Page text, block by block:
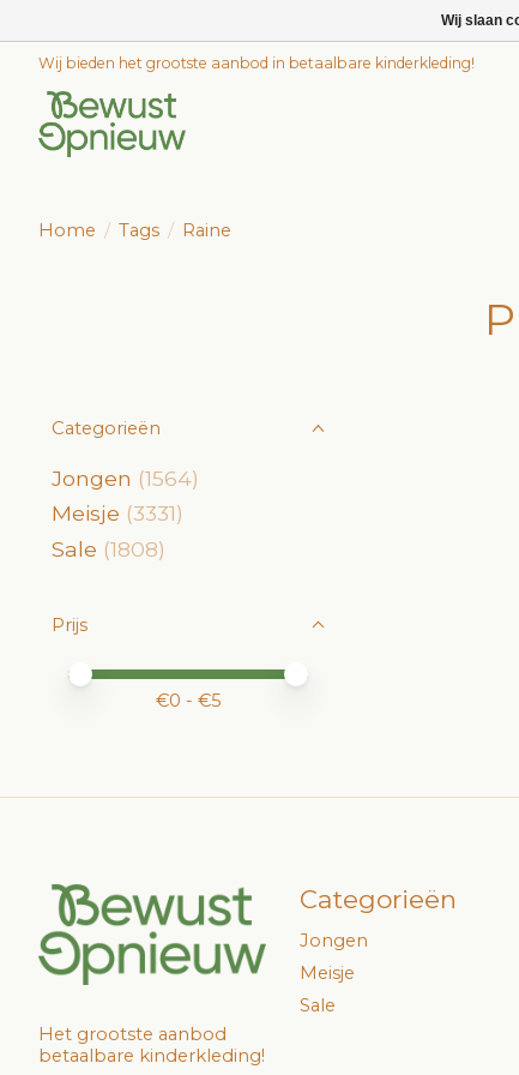
Wij bieden het grootste aanbod in betaalbare kinderkleding!
Home / Tags / Raine
Categorieën
Jongen (1564)
Meisje (3331)
Sale (1808)
Prijs
Minimale prijswaarde
Price maximum value
€0 - €5
Het grootste aanbod
betaalbare kinderkleding!
Categorieën
Jongen
Meisje
Sale
Wij slaan